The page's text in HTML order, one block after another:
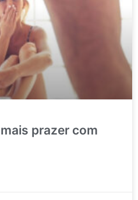
prazer com